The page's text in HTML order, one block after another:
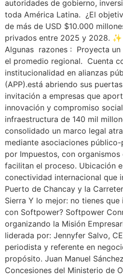
autoridades de gobierno,
toda América Latina. ¿El
de más de USD $10.000
privados entre 2025 y 2028. ✨
Algunas razones : Proyecta
el promedio regional. Cuenta
institucionalidad en alianzas
(APP).está abriendo sus
invitación a empresas que
innovación y compromiso
infraestructura de 140 mil
consolidado un marco legal
mediante asociaciones
por Impuestos, con
facilitan el proceso. Ubicación
conectividad internacional que
Puerto de Chancay y la
Sierra Y lo mejor: no tienes
con Softpower? Softpower
organizando la Misión
liderada por: Jennyfer Salvo,
periodista y referente en
propósito. Juan Manuel
Concesiones del Ministerio de